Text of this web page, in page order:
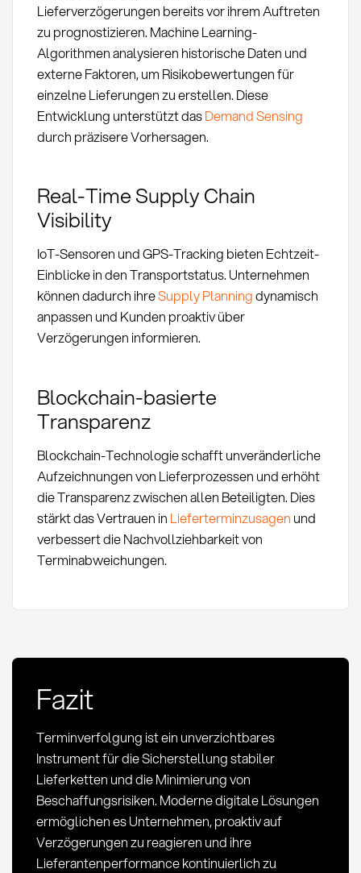
Lieferverzögerungen bereits vor ihrem Auftreten
zu prognostizieren. Machine Learning-
Algorithmen analysieren historische Daten und
externe Faktoren, um Risikobewertungen für
einzelne Lieferungen zu erstellen. Diese
Entwicklung unterstützt dasDemand Sensing
durch präzisere Vorhersagen.
Real-Time Supply Chain
Visibility
IoT-Sensoren und GPS-Tracking bieten Echtzeit-
Einblicke in den Transportstatus. Unternehmen
können dadurch ihreSupply Planningdynamisch
anpassen und Kunden proaktiv über
Verzögerungen informieren.
Blockchain-basierte
Transparenz
Blockchain-Technologie schafft unveränderliche
Aufzeichnungen von Lieferprozessen und erhöht
die Transparenz zwischen allen Beteiligten. Dies
stärkt das Vertrauen in Lieferterminzusagen und
verbessert die Nachvollziehbarkeit von
Terminabweichungen.
Fazit
Terminverfolgung ist ein unverzichtbares
Instrument für die Sicherstellung stabiler
Lieferketten und die Minimierung von
Beschaffungsrisiken. Moderne digitale Lösungen
ermöglichen es Unternehmen, proaktiv auf
Verzögerungen zu reagieren und ihre
Lieferantenperformance kontinuierlich zu